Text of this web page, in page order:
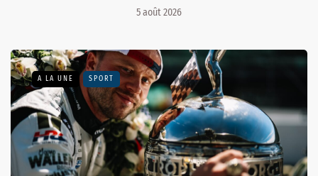
5 août 2026
A LA UNE SPORT